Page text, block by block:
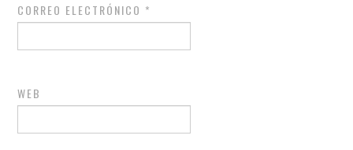
CORREO ELECTRÓNICO *
WEB